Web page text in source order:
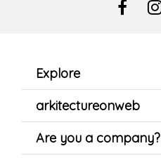
Explore
arkitectureonweb
Are you a company?